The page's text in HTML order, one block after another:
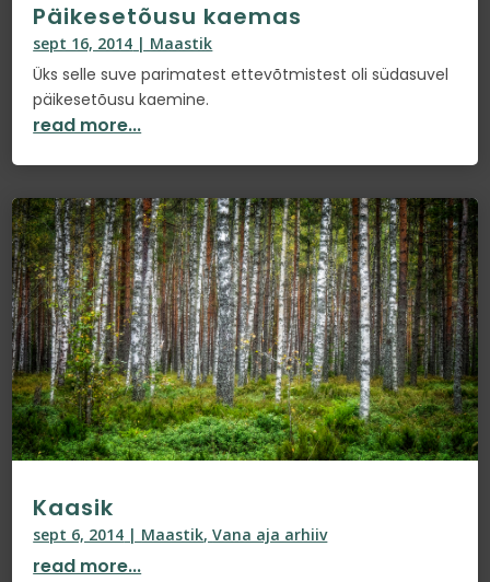
Päikesetõusu kaemas
sept 16, 2014 | Maastik
Üks selle suve parimatest ettevõtmistest oli südasuvel
päikesetõusu kaemine.
read more...
Kaasik
sept 6, 2014 | Maastik,Vana aja arhiiv
read more...